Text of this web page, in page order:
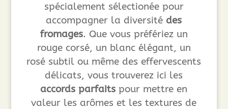
spécialement sélectionée pour
accompagner la diversité des
fromages. Que vous préfériez un
rouge corsé, un blanc élégant, un
rosé subtil ou même des effervescents
délicats, vous trouverez ici les
accords parfaits pour mettre en
valeur les arômes et les textures de